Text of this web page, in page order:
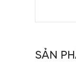
SẢN